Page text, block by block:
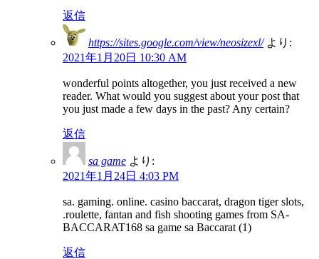
返信
https://sites.google.com/view/neosizexl/ より:
2021年1月20日 10:30 AM
wonderful points altogether, you just received a new
reader. What would you suggest about your post that
you just made a few days in the past? Any certain?
返信
sa game より:
2021年1月24日 4:03 PM
sa. gaming. online. casino baccarat, dragon tiger slots,
.roulette, fantan and fish shooting games from SA-
BACCARAT168 sa game sa Baccarat (1)
返信